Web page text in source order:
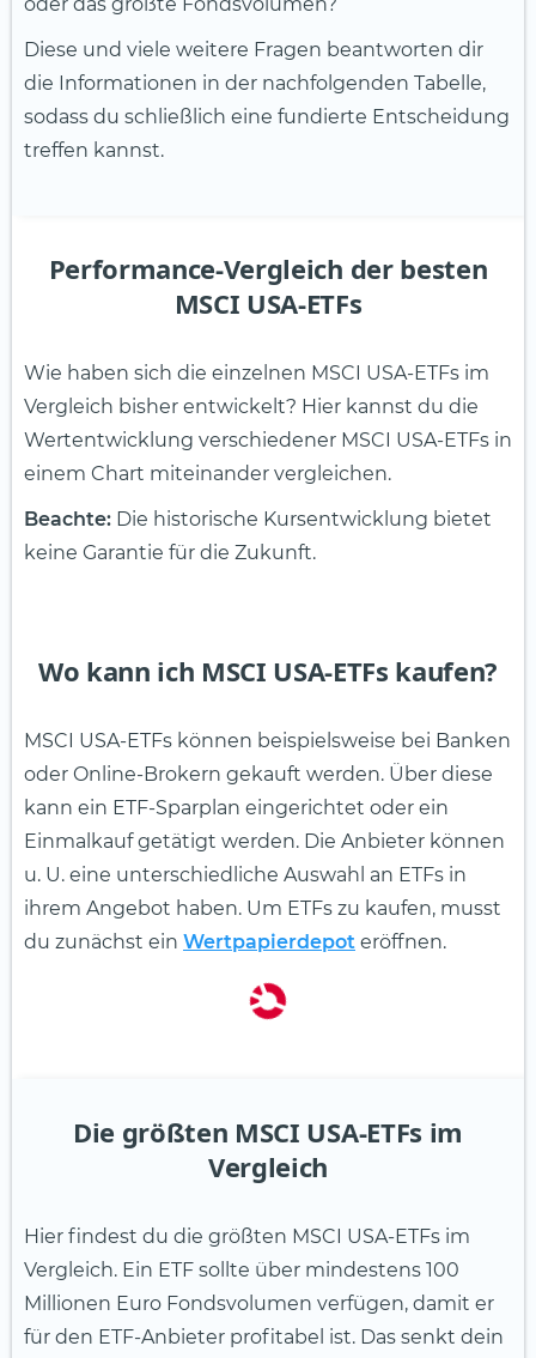
Diese und viele weitere Fragen beantworten dir
die Informationen in der nachfolgenden Tabelle,
sodass du schließlich eine fundierte Entscheidung
treffen kannst.
Performance-Vergleich der besten
MSCI USA-ETFs
Wie haben sich die einzelnen MSCI USA-ETFs im
Vergleich bisher entwickelt? Hier kannst du die
Wertentwicklung verschiedener MSCI USA-ETFs in
einem Chart miteinander vergleichen.
Beachte: Die historische Kursentwicklung bietet
keine Garantie für die Zukunft.
Wo kann ich MSCI USA-ETFs kaufen?
MSCI USA-ETFs können beispielsweise bei Banken
oder Online-Brokern gekauft werden. Über diese
kann ein ETF-Sparplan eingerichtet oder ein
Einmalkauf getätigt werden. Die Anbieter können
u. U. eine unterschiedliche Auswahl an ETFs in
ihrem Angebot haben. Um ETFs zu kaufen, musst
du zunächst ein Wertpapierdepot eröffnen.
Die größten MSCI USA-ETFs im
Vergleich
Hier findest du die größten MSCI USA-ETFs im
Vergleich. Ein ETF sollte über mindestens 100
Millionen Euro Fondsvolumen verfügen, damit er
für den ETF-Anbieter profitabel ist. Das senkt dein